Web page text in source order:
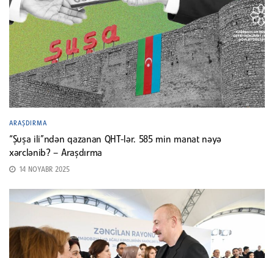
ARAŞDIRMA
“Şuşa ili”ndən qazanan QHT-lər. 585 min manat nəyə
xərclənib? – Araşdırma
14 NOYABR 2025